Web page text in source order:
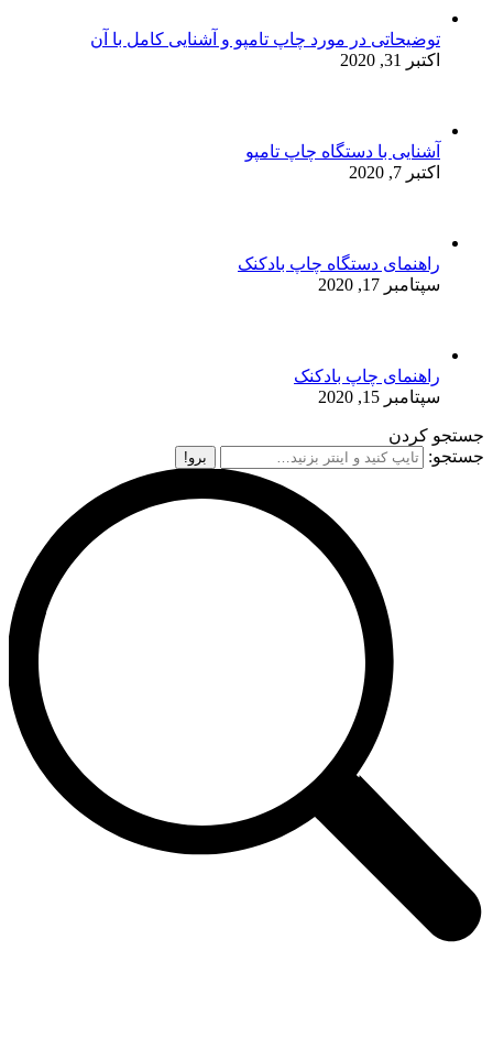
توضیحاتی در مورد چاپ تامپو و آشنایی کامل با آن
اکتبر 31, 2020
آشنایی با دستگاه چاپ تامپو
اکتبر 7, 2020
راهنمای دستگاه چاپ بادکنک
سپتامبر 17, 2020
راهنمای چاپ بادکنک
سپتامبر 15, 2020
جستجو کردن
جستجو: